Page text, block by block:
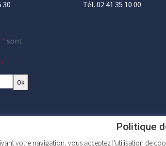
30
Tél. 02 41 35 10 00
* sont
*
Politique
votre navigation, vous acceptez l'utilisation de